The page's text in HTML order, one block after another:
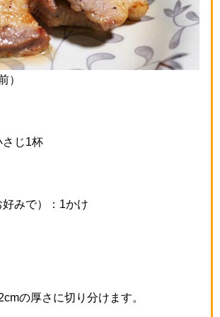
）
さじ1杯
みで）： 1かけ
の厚さに切り分けます。